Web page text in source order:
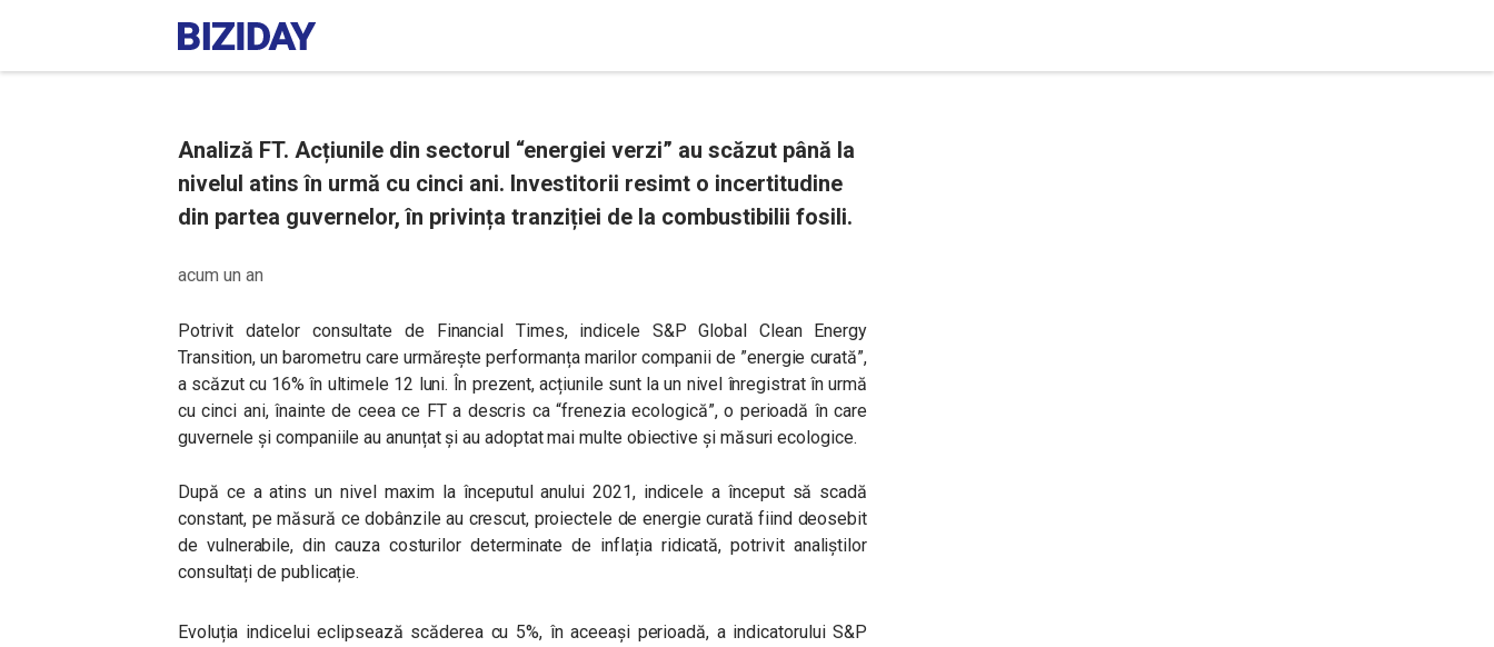
Analiză FT. Acțiunile din sectorul “energiei verzi” au scăzut până la
nivelul atins în urmă cu cinci ani. Investitorii resimt o incertitudine
din partea guvernelor, în privința tranziției de la combustibilii fosili.
acum un an
Potrivit datelor consultate de Financial Times, indicele S&P Global Clean Energy
Transition, un barometru care urmărește performanța marilor companii de ”energie curată”,
a scăzut cu 16% în ultimele 12 luni. În prezent, acțiunile sunt la un nivel înregistrat în urmă
cu cinci ani, înainte de ceea ce FT a descris ca “frenezia ecologică”, o perioadă în care
guvernele și companiile au anunțat și au adoptat mai multe obiective și măsuri ecologice.
După ce a atins un nivel maxim la începutul anului 2021, indicele a început să scadă
constant, pe măsură ce dobânzile au crescut, proiectele de energie curată fiind deosebit
de vulnerabile, din cauza costurilor determinate de inflația ridicată, potrivit analiștilor
consultați de publicație.
Evoluția indicelui eclipsează scăderea cu 5%, în aceeași perioadă, a indicatorului S&P